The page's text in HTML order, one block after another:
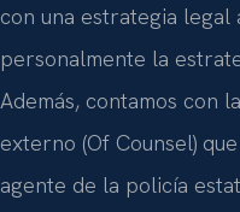
con una estrategia legal
personalmente la
Además, contamos con
externo (Of Counsel)
agente de la policía